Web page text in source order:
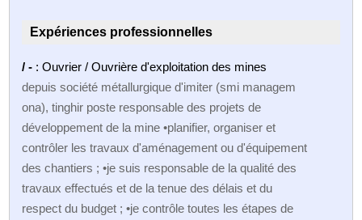
Expériences professionnelles
/ - : Ouvrier / Ouvrière d'exploitation des mines
depuis société métallurgique d'imiter (smi managem
ona), tinghir poste responsable des projets de
développement de la mine •planifier, organiser et
contrôler les travaux d'aménagement ou d'équipement
des chantiers ; •je suis responsable de la qualité des
travaux effectués et de la tenue des délais et du
respect du budget ; •je contrôle toutes les étapes de